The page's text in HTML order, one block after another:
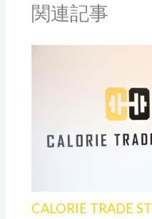
関連記事
CALORIE TRADE